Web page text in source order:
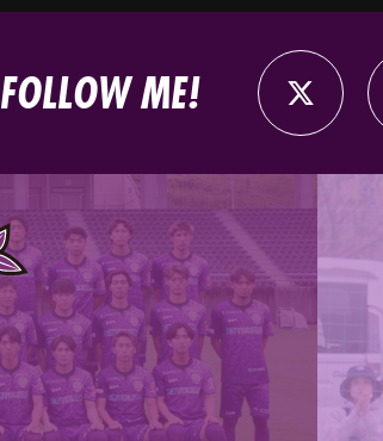
FOLLOW ME!